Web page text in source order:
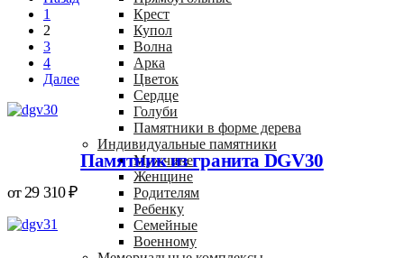
Крест
Купол
Волна
Арка
Цветок
Сердце
Голуби
Памятники в форме дерева
Индивидуальные памятники
Мужчине
Женщине
Родителям
Ребенку
Семейные
Военному
1
2
3
4
Далее
Памятник из гранита DGV30
от29 310₽